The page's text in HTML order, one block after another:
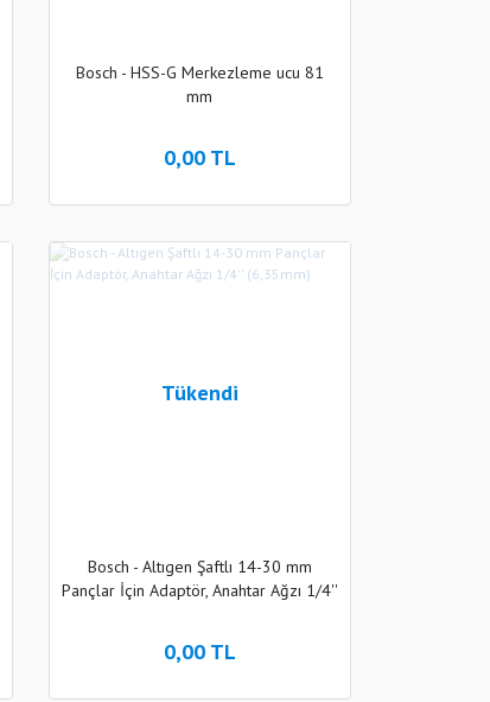
Bosch - HSS-G Merkezleme ucu 81
mm
0,00 TL
Tükendi
Bosch - Altıgen Şaftlı 14-30 mm
Pançlar İçin Adaptör, Anahtar Ağzı 1/4''
0,00 TL